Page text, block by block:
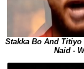
Stakka Bo And
Naid -